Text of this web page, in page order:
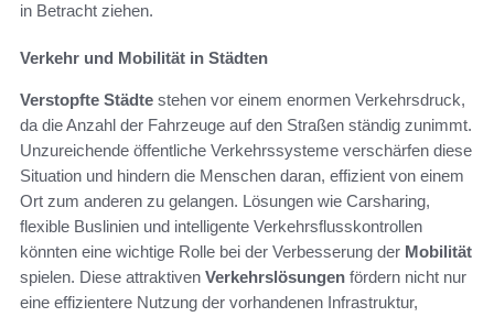
in Betracht ziehen.
Verkehr und Mobilität in Städten
Verstopfte Städte stehen vor einem enormen Verkehrsdruck,
da die Anzahl der Fahrzeuge auf den Straßen ständig zunimmt.
Unzureichende öffentliche Verkehrssysteme verschärfen diese
Situation und hindern die Menschen daran, effizient von einem
Ort zum anderen zu gelangen. Lösungen wie Carsharing,
flexible Buslinien und intelligente Verkehrsflusskontrollen
könnten eine wichtige Rolle bei der Verbesserung der Mobilität
spielen. Diese attraktiven Verkehrslösungen fördern nicht nur
eine effizientere Nutzung der vorhandenen Infrastruktur,